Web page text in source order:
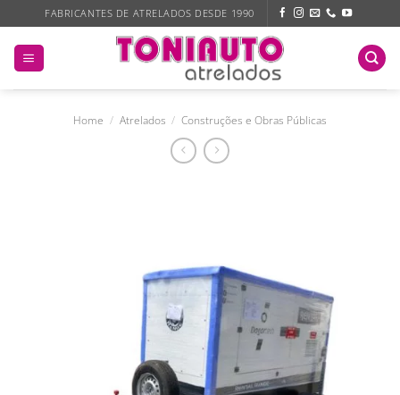
to
content
FABRICANTES DE ATRELADOS DESDE 1990
Home / Atrelados / Construções e Obras Públicas